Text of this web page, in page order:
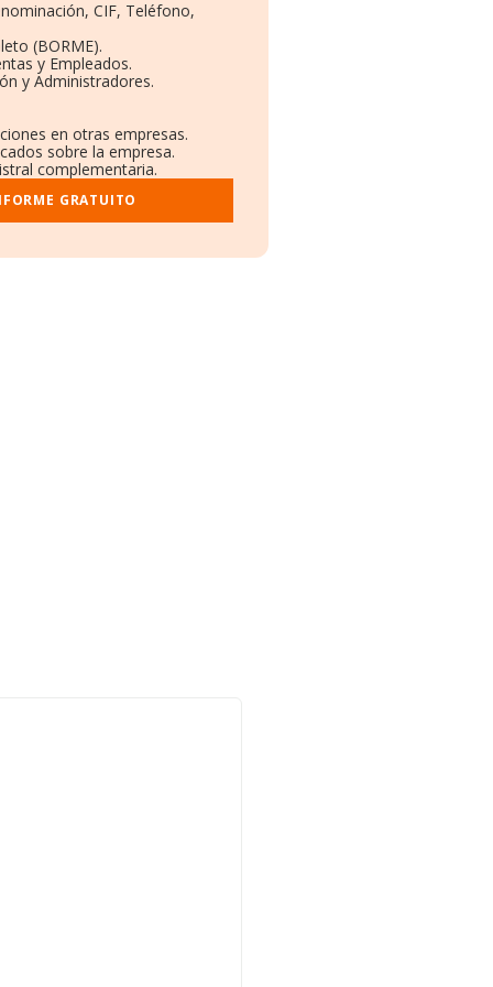
CIF, Teléfono,
(BORME).
y Empleados.
y Administradores.
en otras empresas.
sobre la empresa.
complementaria.
GRATUITO